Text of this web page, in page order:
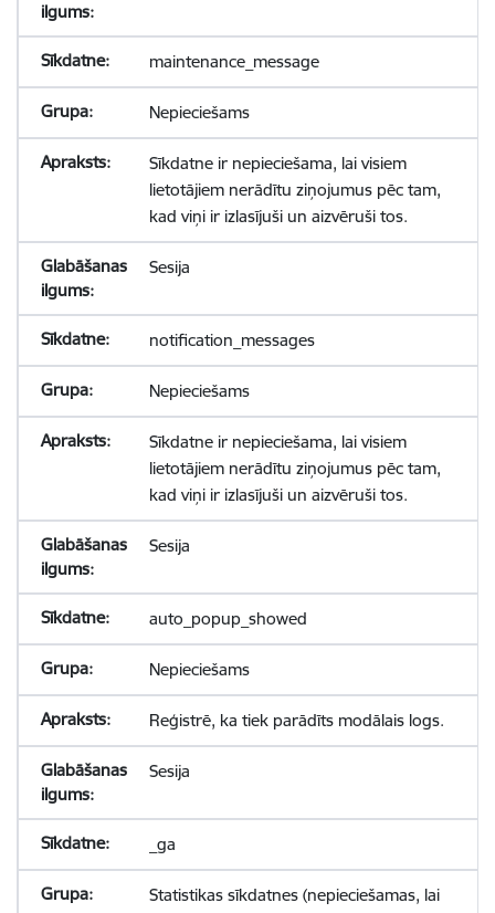
maintenance_message
Nepieciešams
Sīkdatne ir nepieciešama, lai visiem
lietotājiem nerādītu ziņojumus pēc tam,
kad viņi ir izlasījuši un aizvēruši tos.
Sesija
notification_messages
Nepieciešams
Sīkdatne ir nepieciešama, lai visiem
lietotājiem nerādītu ziņojumus pēc tam,
kad viņi ir izlasījuši un aizvēruši tos.
Sesija
auto_popup_showed
Nepieciešams
Reģistrē, ka tiek parādīts modālais logs.
Sesija
_ga
Statistikas sīkdatnes (nepieciešamas, lai